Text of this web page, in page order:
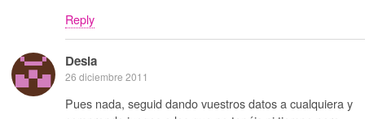
Reply
Desia
26 diciembre 2011
Pues nada, seguid dando vuestros datos a cualquiera y